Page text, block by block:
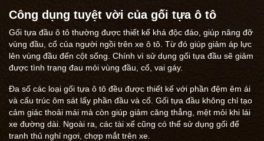
Công dụng tuyệt vời của gối tựa ô tô
Gối tựa đầu ô tô thường được thiết kế khá độc đáo, giúp nâng đỡ
vùng đầu, cổ của người ngồi trên xe ô tô. Từ đó giúp giảm áp lực
lên vùng đầu đến cột sống. Chính vì sử dụng gối tựa đầu sẽ giảm
được tình trạng đau mỏi vùng đầu, cổ, vai gáy.
Đa số các loại gối tựa ô tô đều được thiết kế với phần đệm êm ái
và cấu trúc ôm sát lấy phần đầu và cổ. Gối tựa đầu không chỉ tạo
cảm giác thoải mái mà còn giúp giảm căng thẳng, mệt mỏi khi lái
xe đường dài. Ngoài ra, các tài xế cũng có thể sử dụng gối để
tranh thủ nghỉ ngơi, chợp mắt trên xe.